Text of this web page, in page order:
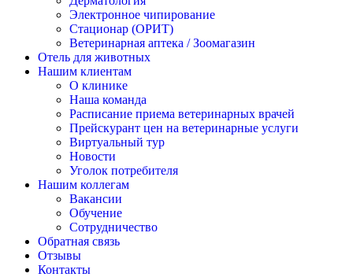
Электронное чипирование
Стационар (ОРИТ)
Ветеринарная аптека / Зоомагазин
Отель для животных
Нашим клиентам
О клинике
Наша команда
Расписание приема ветеринарных врачей
Прейскурант цен на ветеринарные услуги
Виртуальный тур
Новости
Уголок потребителя
Нашим коллегам
Вакансии
Обучение
Сотрудничество
Обратная связь
Отзывы
Контакты